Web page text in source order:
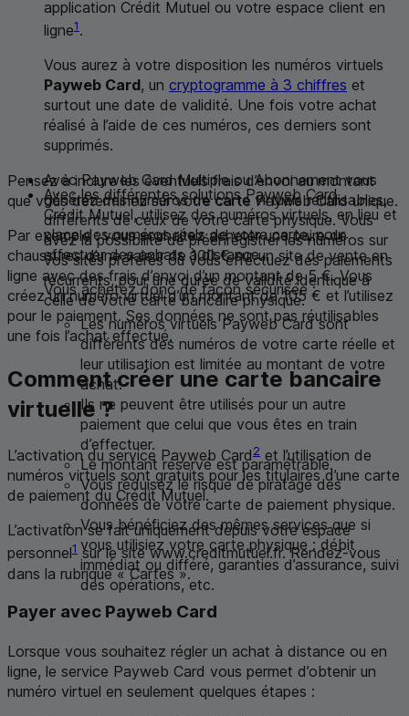
application Crédit Mutuel ou votre espace client en
ligne1.
Vous aurez à votre disposition les numéros virtuels
Payweb Card, un cryptogramme à 3 chiffres et
surtout une date de validité. Une fois votre achat
réalisé à l’aide de ces numéros, ces derniers sont
supprimés.
AvecPayweb CardMultiple ou Abonnement vous
générez des numéros de carte virtuels réutilisables,
différents de ceux de votre carte physique. Vous
avez la possibilité de préenregistrer les numéros sur
vos sites préférés où vous effectuez des paiements
récurrents, pour une durée de validité identique à
celle de votre carte bancaire physique.
Avec les différentes solutionsPayweb Card
Crédit Mutuel, utilisez des numéros virtuels, en lieu et
place des numéros réels de votre carte, pour
effectuer des achats à distance.
Vous achetez donc de façon sécurisée :
Les numéros virtuels Payweb Card sont
différents des numéros de votre carte réelle et
leur utilisation est limitée au montant de votre
achat.
Ils ne peuvent être utilisés pour un autre
paiement que celui que vous êtes en train
d’effectuer.
Le montant réservé est paramétrable.
Vous réduisez le risque de piratage des
données de votre carte de paiement physique.
Vous bénéficiez des mêmes services que si
vous utilisiez votre carte physique : débit
immédiat ou différé, garanties d’assurance, suivi
des opérations, etc.
Pensez à inclure les éventuels frais d’envoi au montant
que vous déterminez sur votre cartePayweb Cardunique.
Par exemple : vous souhaitez acheter une paire de
chaussures d’une valeur de 100 € sur un site de vente en
ligne avec des frais d’envoi d’un montant de 5 €. Vous
créez un numéro virtuel d’un montant de 105 € et l’utilisez
pour le paiement. Ses données ne sont pas réutilisables
une fois l’achat effectué.
Comment créer une carte bancaire
virtuelle ?
L’activation du service Payweb Card2 et l’utilisation de
numéros virtuels sont gratuits pour les titulaires d’une carte
de paiement du Crédit Mutuel.
L’activation se fait uniquement depuis votre espace
personnel1 sur le site www.creditmutuel.fr. Rendez-vous
dans la rubrique « Cartes ».
Payer avec Payweb Card
Lorsque vous souhaitez régler un achat à distance ou en
ligne, le service Payweb Card vous permet d’obtenir un
numéro virtuel en seulement quelques étapes :